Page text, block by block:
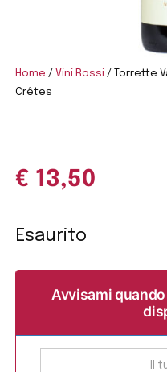
Home / Vini Rossi / Torrette
Crêtes
€ 13,50
Esaurito
Avvisami